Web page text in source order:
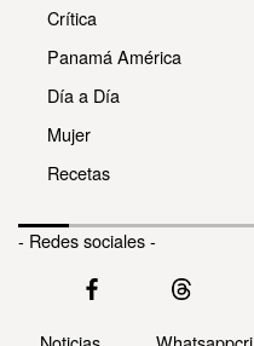
Crítica
Panamá América
Día a Día
Mujer
Recetas
- Redes sociales -